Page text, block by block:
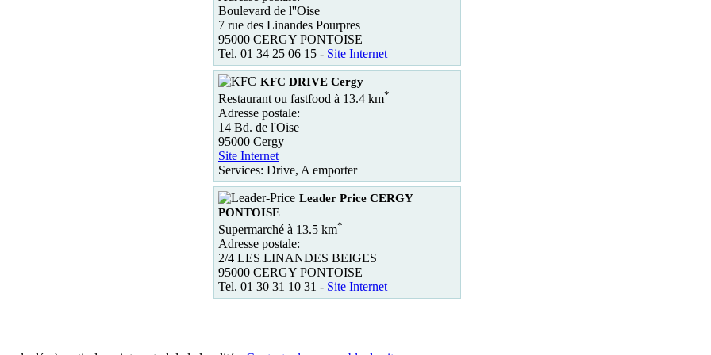
Boulevard de l''Oise
7 rue des Linandes Pourpres
95000 CERGY PONTOISE
Tel. 01 34 25 06 15 - Site Internet
KFC DRIVE Cergy
Restaurant ou fastfood à 13.4 km*
Adresse postale:
14 Bd. de l'Oise
95000 Cergy
Site Internet
Services: Drive, A emporter
Leader Price CERGY
PONTOISE
Supermarché à 13.5 km*
Adresse postale:
2/4 LES LINANDES BEIGES
95000 CERGY PONTOISE
Tel. 01 30 31 10 31 - Site Internet